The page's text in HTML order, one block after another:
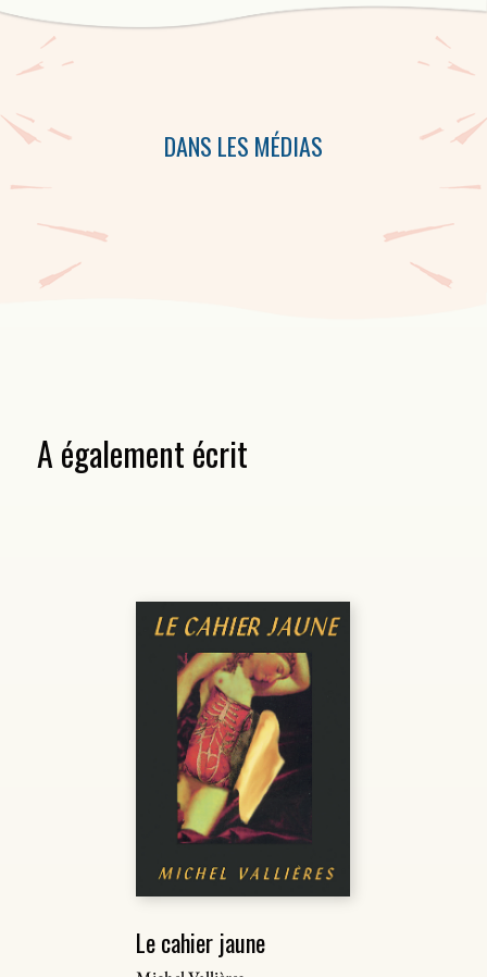
Cette collection d’audiocassettes comprend des performances de
Robert Dickson, de Jean Marc Dalpé,de Patrice Desbiens et de
Michel Vallières.
DANS LES MÉDIAS
A également écrit
Le cahier jaune